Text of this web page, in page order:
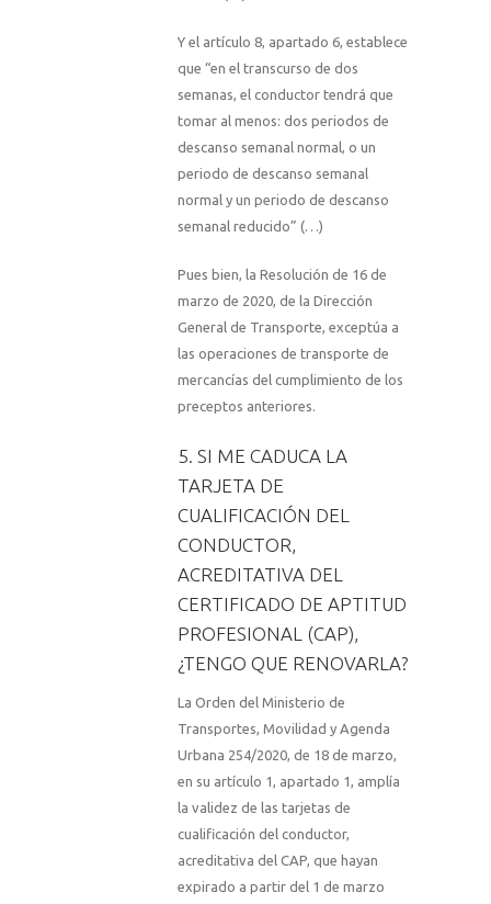
Y el artículo 8, apartado 6, establece
que “en el transcurso de dos
semanas, el conductor tendrá que
tomar al menos: dos periodos de
descanso semanal normal, o un
periodo de descanso semanal
normal y un periodo de descanso
semanal reducido” (…)
Pues bien, la Resolución de 16 de
marzo de 2020, de la Dirección
General de Transporte, exceptúa a
las operaciones de transporte de
mercancías del cumplimiento de los
preceptos anteriores.
5. SI ME CADUCA LA
TARJETA DE
CUALIFICACIÓN DEL
CONDUCTOR,
ACREDITATIVA DEL
CERTIFICADO DE APTITUD
PROFESIONAL (CAP),
¿TENGO QUE RENOVARLA?
La Orden del Ministerio de
Transportes, Movilidad y Agenda
Urbana 254/2020, de 18 de marzo,
en su artículo 1, apartado 1, amplía
la validez de las tarjetas de
cualificación del conductor,
acreditativa del CAP, que hayan
expirado a partir del 1 de marzo